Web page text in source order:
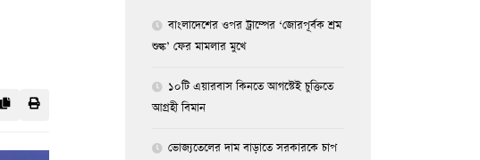
বাংলাদেশের ওপর ট্রাম্পের ‘জোরপূর্বক শ্রম
শুল্ক’ ফের মামলার মুখে
১০টি এয়ারবাস কিনতে আগস্টেই চুক্তিতে
আগ্রহী বিমান
ভোজ্যতেলের দাম বাড়াতে সরকারকে চাপ